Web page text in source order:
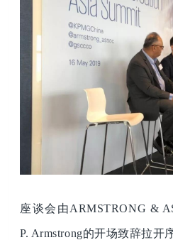
座谈会由ARMSTRONG &
P. Armstrong的开场致辞拉开